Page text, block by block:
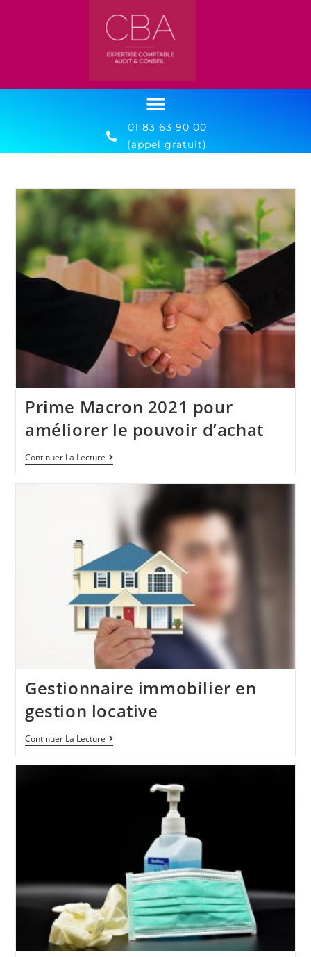
01 83 63 90 00
(appel gratuit)
Prime Macron 2021 pour
améliorer le pouvoir d’achat
Continuer La Lecture
Gestionnaire immobilier en
gestion locative
Continuer La Lecture